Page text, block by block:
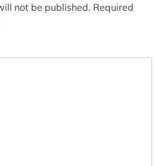
not be published. Required